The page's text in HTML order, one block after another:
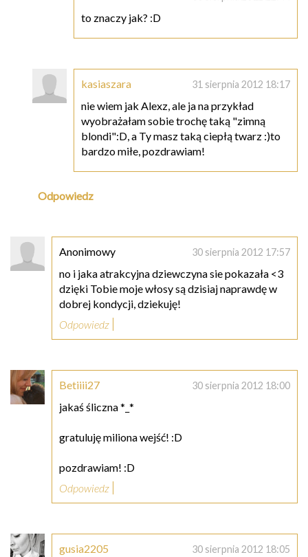
to znaczy jak? :D
kasiaszara 31 sierpnia 2012 18:17
nie wiem jak Alexz, ale ja na przykład
wyobrażałam sobie trochę taką "zimną
blondi":D, a Ty masz taką ciepłą twarz :)to
bardzo miłe, pozdrawiam!
Odpowiedz
Anonimowy 30 sierpnia 2012 17:57
no i jaka atrakcyjna dziewczyna sie pokazała <3
dzięki Tobie moje włosy są dzisiaj naprawdę w
dobrej kondycji, dziekuję!
Odpowiedz
Betiiii27 30 sierpnia 2012 18:00
jakaś śliczna *_*
gratuluję miliona wejść! :D
pozdrawiam! :D
Odpowiedz
gusia2205 30 sierpnia 2012 18:05